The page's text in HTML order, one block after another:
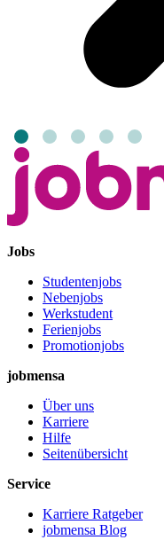
Jobs
Studentenjobs
Nebenjobs
Werkstudent
Ferienjobs
Promotionjobs
jobmensa
Über uns
Karriere
Hilfe
Seitenübersicht
Service
Karriere Ratgeber
jobmensa Blog